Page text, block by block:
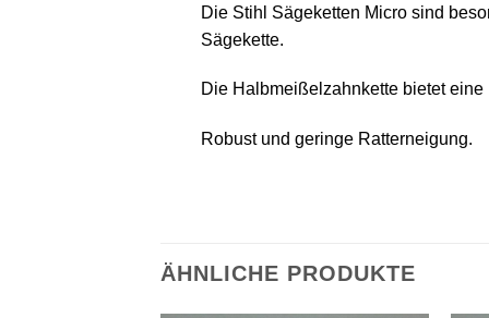
Die Stihl Sägeketten Micro sind
Sägekette.
Die Halbmeißelzahnkette bietet
Robust und geringe Ratterneigung.
ÄHNLICHE PRODUKTE